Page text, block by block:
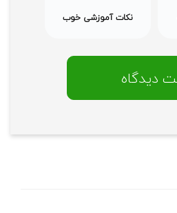
نکات آموزشی خوب